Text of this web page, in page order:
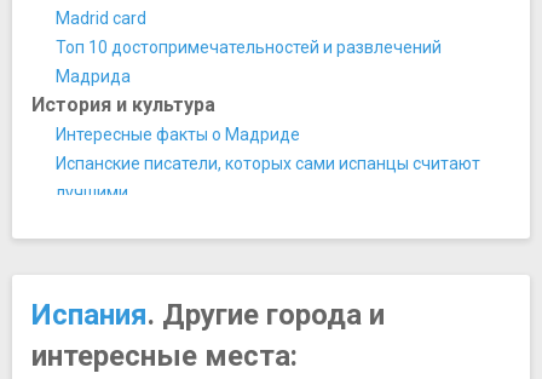
Ворота Алькала
Ворота Толедо
Медведь и земляничное дерево
Парки и природные достопримечательности
Бульвар Пасео-дель-Прадо
Королевский Ботанический сад
Парк Буэн-Ретиро
Парк Каса-де-Кампо
Парк Мадрид Рио
Площади, улицы, фонтаны, районы
Восточная площадь
Пласа-де-ла-Паха
​Madrid card
​Топ 10 достопримечательностей и развлечений
Мадрида
История и культура
Интересные факты о Мадриде
Испанские писатели, которых сами испанцы считают
лучшими
новогоднюю ночь?
События и народные праздники Мадрида
Статуя "Медведь и земляничное дерево"
Персоны
Испания. Другие города и
интересные места: